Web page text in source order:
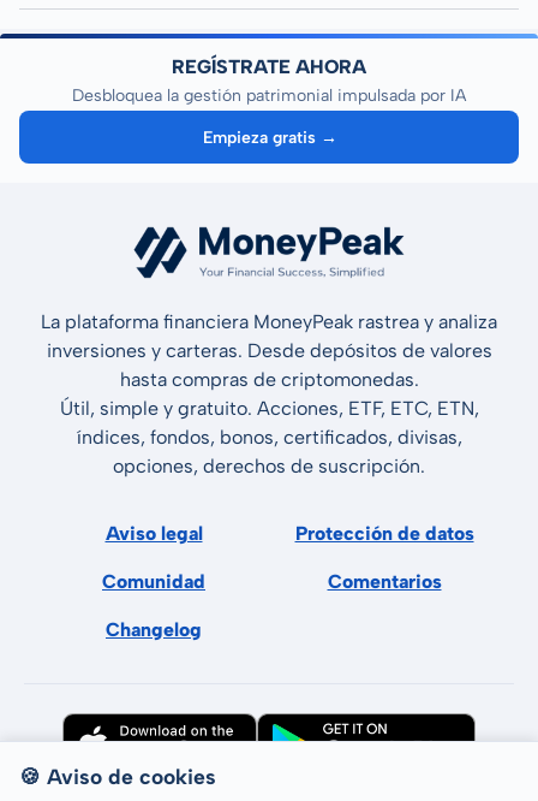
REGÍSTRATE AHORA
Desbloquea la gestión patrimonial impulsada por IA
Empieza gratis →
La plataforma financiera MoneyPeak rastrea y analiza
inversiones y carteras. Desde depósitos de valores
hasta compras de criptomonedas.
Útil, simple y gratuito. Acciones, ETF, ETC, ETN,
índices, fondos, bonos, certificados, divisas,
opciones, derechos de suscripción.
Aviso legal Protección de datos
Comunidad Comentarios
Changelog
🍪 Aviso de cookies